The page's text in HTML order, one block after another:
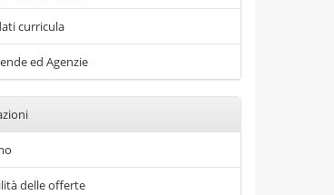
curricula
ed Agenzie
delle offerte